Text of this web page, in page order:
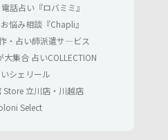
話占い『ロバミミ』
悩み相談『Chapli』
・占い師派遣サ―ビス
集合 占いCOLLECTION
シェリール
立川店・川越店
Select